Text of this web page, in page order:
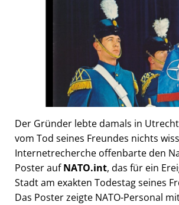
Der Gründer lebte damals in
vom Tod seines Freundes nichts
Internetrecherche offenbarte den
Poster aufNATO.int, das für ein
Stadt am exakten Todestag seines
Das Poster zeigte NATO-Personal